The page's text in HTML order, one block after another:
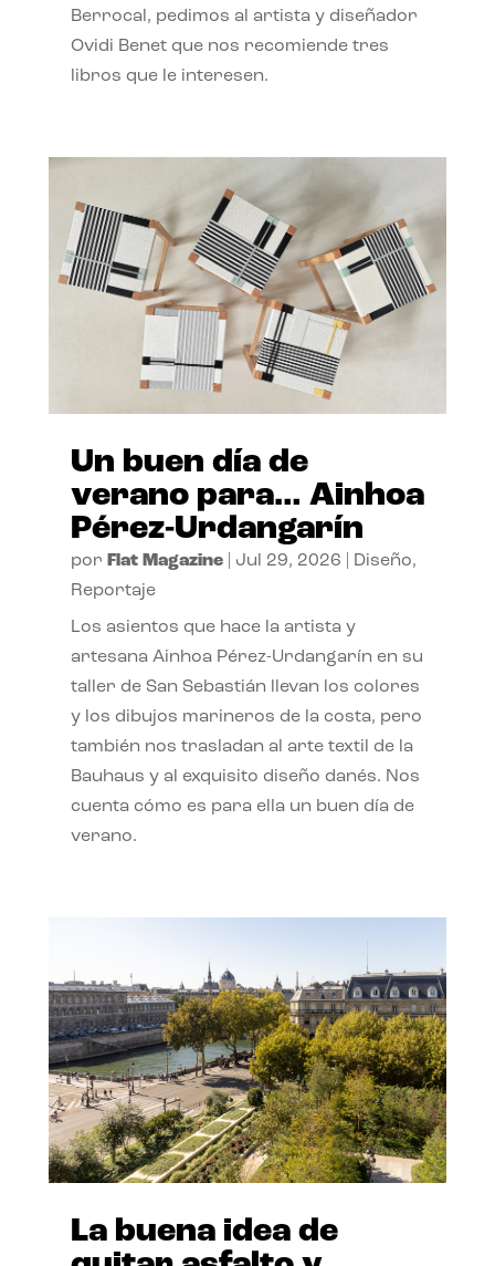
Berrocal, pedimos al artista y diseñador
Ovidi Benet que nos recomiende tres
libros que le interesen.
Un buen día de
verano para… Ainhoa
Pérez-Urdangarín
por Flat Magazine| Jul 29, 2026 Diseño,
Reportaje
Los asientos que hace la artista y
artesana Ainhoa Pérez-Urdangarín en su
taller de San Sebastián llevan los colores
y los dibujos marineros de la costa, pero
también nos trasladan al arte textil de la
Bauhaus y al exquisito diseño danés. Nos
cuenta cómo es para ella un buen día de
verano.
La buena idea de